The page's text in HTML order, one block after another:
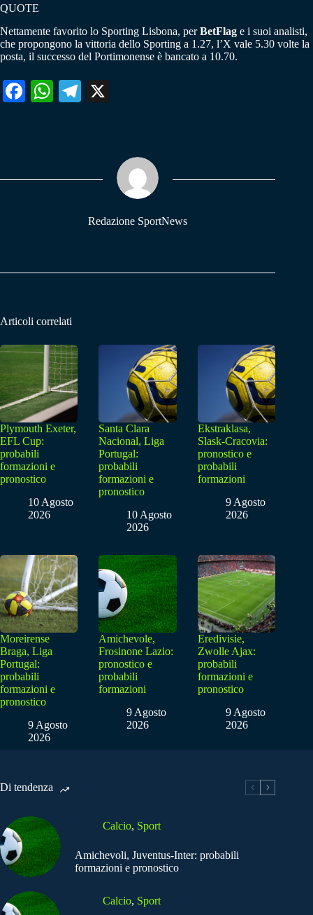
QUOTE
Nettamente favorito lo Sporting Lisbona, perBetFlag e i suoi analisti,
che propongono la vittoria dello Sporting a 1.27, l’X vale 5.30 volte la
posta, il successo del Portimonense è bancato a 10.70.
Fa W
pp
Te
m
Redazione SportNews
Articoli correlati
Plymouth Exeter,
EFL Cup:
probabili
formazioni e
pronostico
10 Agosto
2026
Santa Clara
Nacional, Liga
Portugal:
probabili
formazioni e
pronostico
10 Agosto
2026
Ekstraklasa,
Slask-Cracovia:
pronostico e
probabili
formazioni
9 Agosto
2026
Moreirense
Braga, Liga
Portugal:
probabili
formazioni e
pronostico
9 Agosto
2026
Amichevole,
Frosinone Lazio:
pronostico e
probabili
formazioni
9 Agosto
2026
Eredivisie,
Zwolle Ajax:
probabili
formazioni e
pronostico
9 Agosto
2026
Di tendenza
Calcio, Sport
Amichevoli, Juventus-Inter: probabili
formazioni e pronostico
Calcio, Sport